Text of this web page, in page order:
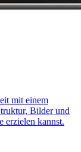
mit einem
Bilder und
erzielen kannst.